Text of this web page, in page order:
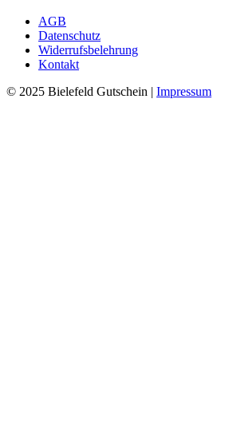
AGB
Datenschutz
Widerrufsbelehrung
Kontakt
© 2025 Bielefeld Gutschein | Impressum